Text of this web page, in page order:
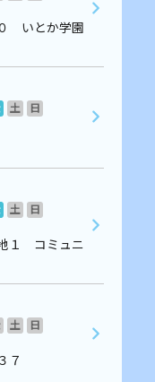
いとか学園
土
日
土
日
１ コミュニ
土
日
７